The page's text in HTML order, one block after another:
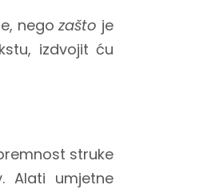
negozašto je
izdvojit ću
struke
Alati umjetne